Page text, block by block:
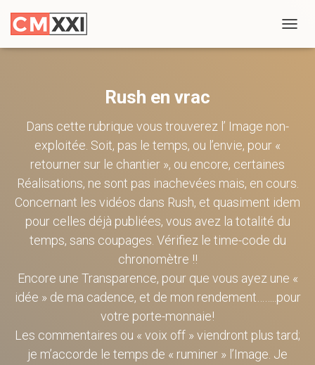
Rush en vrac
Dans cette rubrique vous trouverez l’ Image non-
exploitée. Soit, pas le temps, ou l’envie, pour «
retourner sur le chantier », ou encore, certaines
Réalisations, ne sont pas inachevées mais, en cours.
Concernant les vidéos dans Rush, et quasiment idem
pour celles déjà publiées, vous avez la totalité du
temps, sans coupages. Vérifiez le time-code du
chronomètre !!
Encore une Transparence, pour que vous ayez une «
idée » de ma cadence, et de mon rendement……..pour
votre porte-monnaie!
Les commentaires ou « voix off » viendront plus tard;
je m’accorde le temps de « ruminer » l’Image. Je